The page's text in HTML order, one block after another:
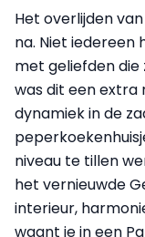
Het overlijden
na. Niet
met geliefden die
was dit een
dynamiek in de
niveau te tillen
het vernieuwde
interieur,
waant je in een